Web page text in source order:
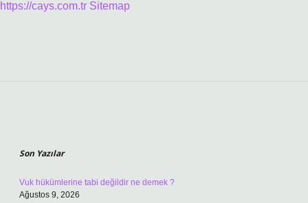
https://cays.com.tr Sitemap
Son Yazılar
Vuk hükümlerine tabi değildir ne demek ?
Ağustos 9, 2026